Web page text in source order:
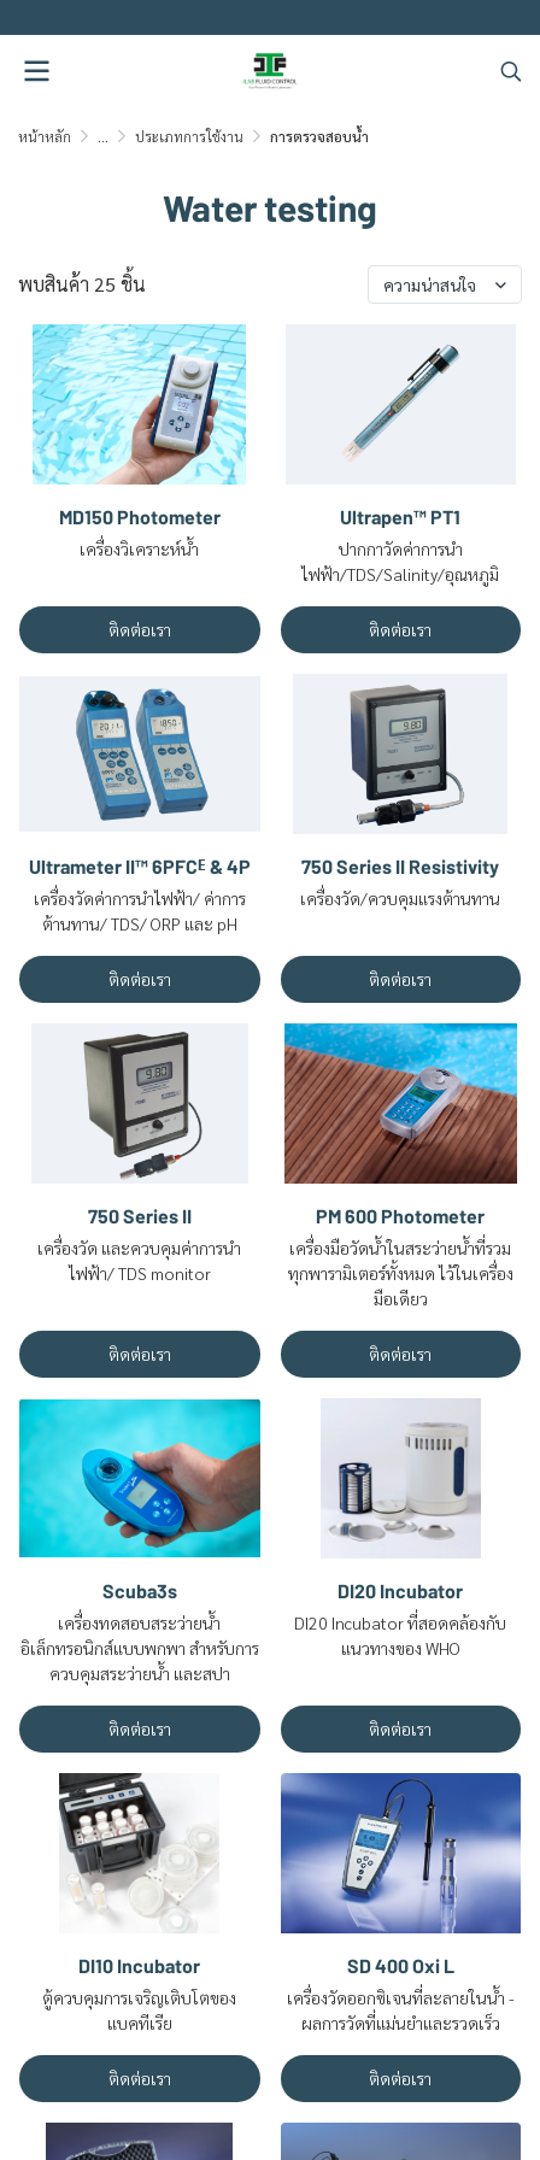
หน้าหลัก ประเภทการใช้งาน การตรวจสอบน้ำ
Water testing
พบสินค้า 25 ชิ้น ความน่าสนใจ
MD150 Photometer
เครื่องวิเคราะห์น้ำ
ติดต่อเรา
Ultrapen™ PT1
ปากกาวัดค่าการนำ
ไฟฟ้า/TDS/Salinity/อุณหภูมิ
ติดต่อเรา
Ultrameter II™ 6PFCᴱ & 4P
เครื่องวัดค่าการนำไฟฟ้า/ ค่าการ
ต้านทาน/ TDS/ ORP และ pH
ติดต่อเรา
750 Series II Resistivity
เครื่องวัด/ควบคุมแรงต้านทาน
ติดต่อเรา
750 Series II
เครื่องวัด และควบคุมค่าการนำ
ไฟฟ้า/ TDS monitor
ติดต่อเรา
PM 600 Photometer
เครื่องมือวัดน้ำในสระว่ายน้ำที่รวม
ทุกพารามิเตอร์ทั้งหมด ไว้ในเครื่อง
มือเดียว
ติดต่อเรา
Scuba3s
เครื่องทดสอบสระว่ายน้ำ
อิเล็กทรอนิกส์แบบพกพา สำหรับการ
ควบคุมสระว่ายน้ำ และสปา
ติดต่อเรา
DI20 Incubator
DI20 Incubator ที่สอดคล้องกับ
แนวทางของ WHO
ติดต่อเรา
DI10 Incubator
ตู้ควบคุมการเจริญเติบโตของ
แบคทีเรีย
ติดต่อเรา
SD 400 Oxi L
เครื่องวัดออกซิเจนที่ละลายในน้ำ -
ผลการวัดที่แม่นยำและรวดเร็ว
ติดต่อเรา